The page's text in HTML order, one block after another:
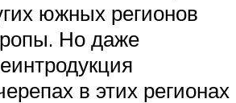
южных регионов
Но даже
в этих регионах